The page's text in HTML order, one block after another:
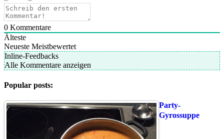
0 Kommentare
Älteste
Neueste Meistbewertet
Inline-Feedbacks
Alle Kommentare anzeigen
Popular posts:
Party-
Gyrossuppe